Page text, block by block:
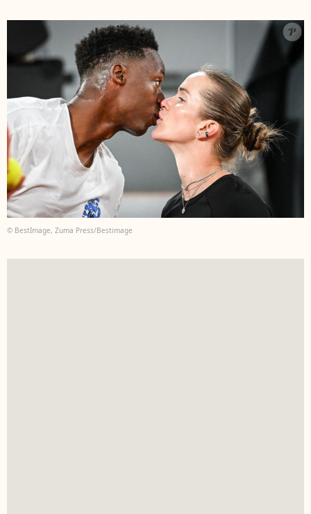
© BestImage, Zuma Press/Bestimage